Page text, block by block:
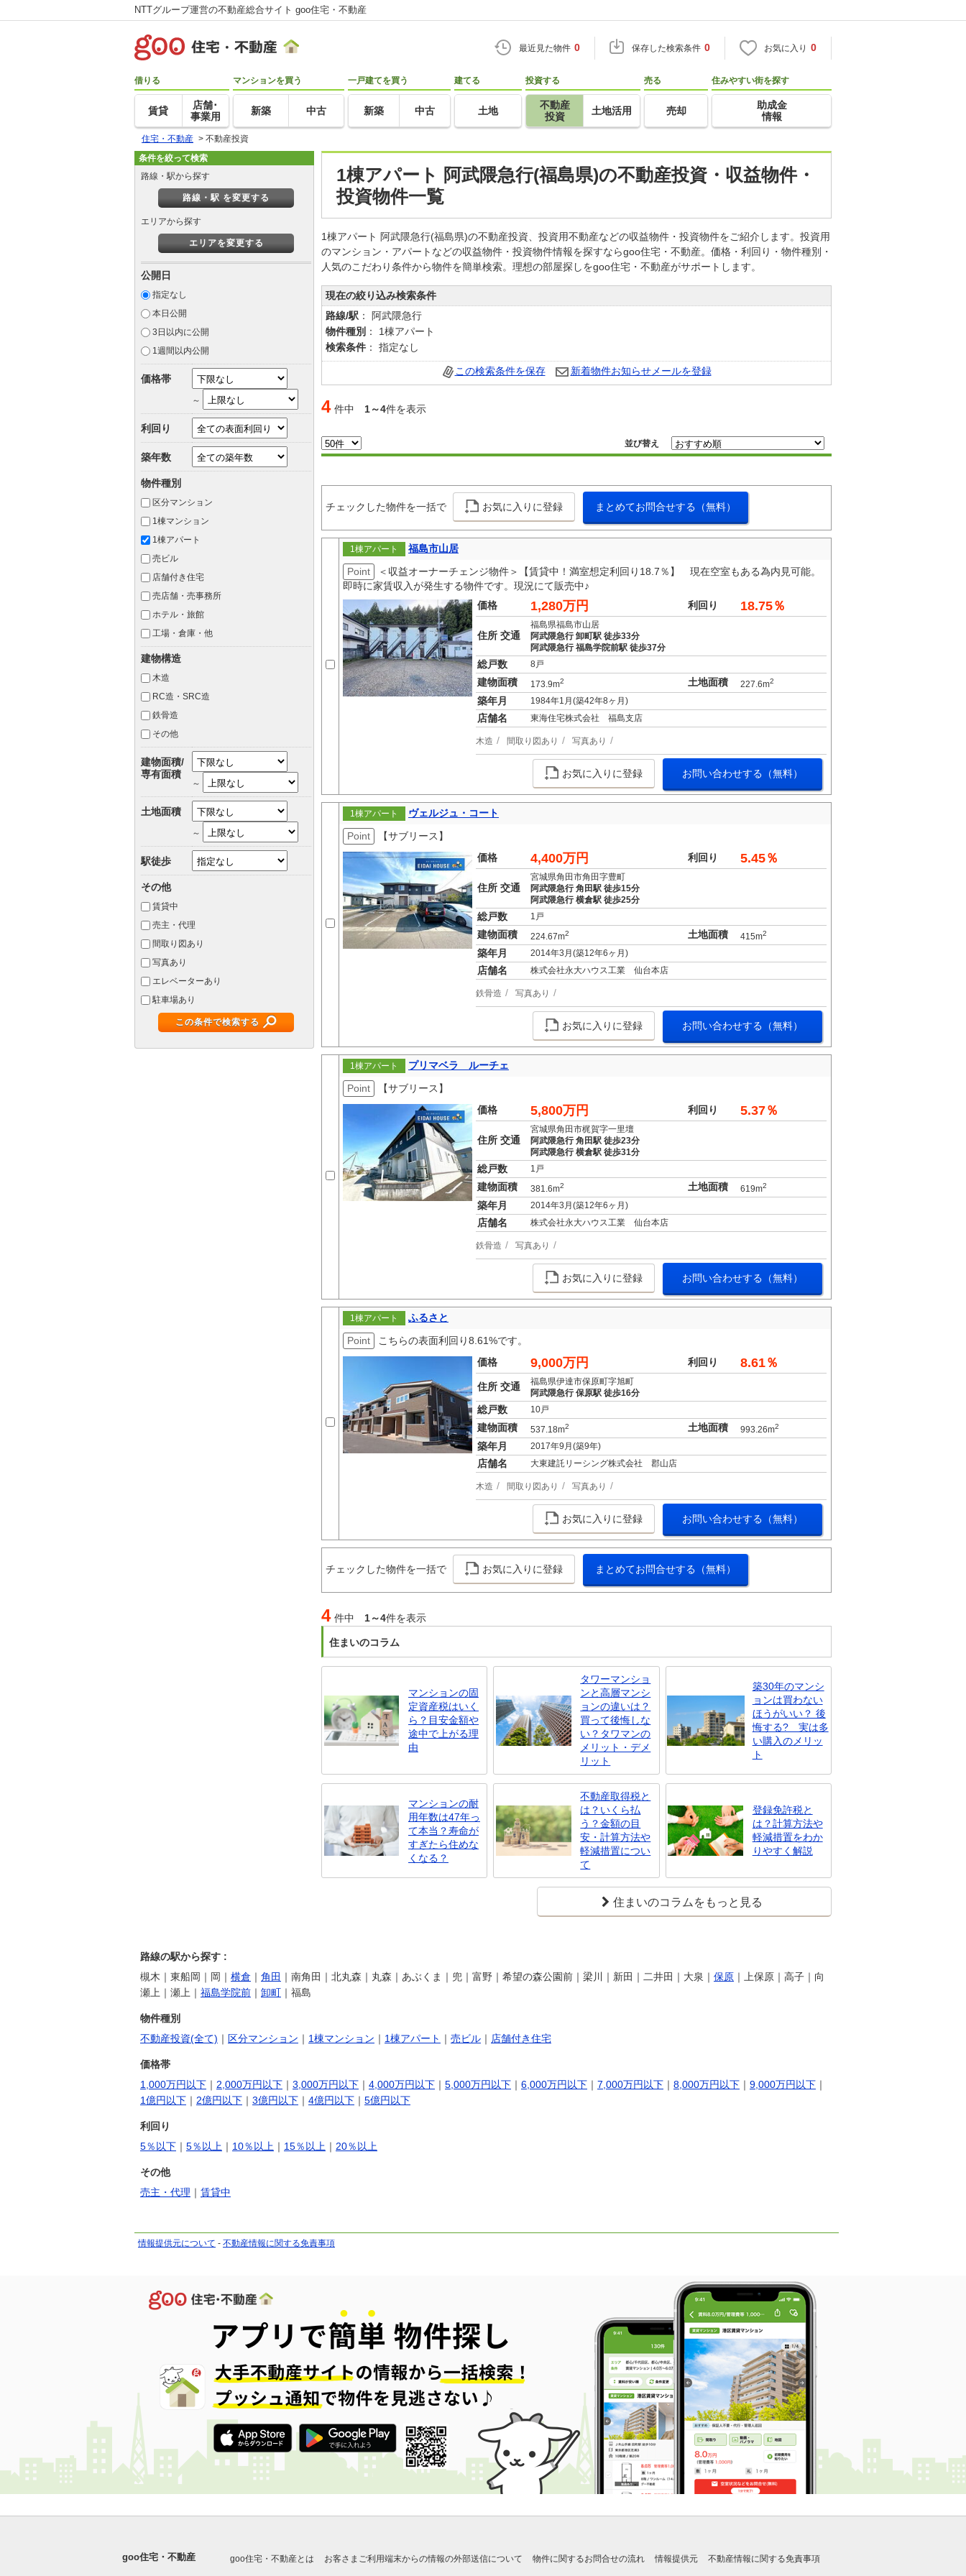
NTTグループ運営の不動産総合サイト goo住宅・不動産
最近見た物件 0 保存した検索条件 0 お気に入り 0
借りる
賃貸
店舗･
事業用
マンションを買う
新築 中古
一戸建てを買う
新築 中古
建てる
土地
投資する
不動産
投資
土地活用
売る
売却
住みやすい街を探す
助成金
情報
住宅・不動産 > 不動産投資
1棟アパート 阿武隈急行(福島県)の不動産投資・収益物件・
投資物件一覧
1棟アパート 阿武隈急行(福島県)の不動産投資、投資用不動産などの収益物件・投資物件をご紹介します。投資用
のマンション・アパートなどの収益物件・投資物件情報を探すならgoo住宅・不動産。価格・利回り・物件種別・
人気のこだわり条件から物件を簡単検索。理想の部屋探しをgoo住宅・不動産がサポートします。
現在の絞り込み検索条件
路線/駅 ： 阿武隈急行
物件種別 ： 1棟アパート
検索条件 ： 指定なし
この検索条件を保存 新着物件お知らせメールを登録
4 件中 1～4件を表示
並び替え
チェックした物件を一括で お気に入りに登録 まとめてお問合せする（無料）
1棟アパート
福島市山居
Point
＜収益オーナーチェンジ物件＞【賃貸中！満室想定利回り18.7％】 現在空室もある為内見可能。
即時に家賃収入が発生する物件です。現況にて販売中♪
価格
1,280万円 利回り 18.75％
住所 交通
福島県福島市山居
阿武隈急行 卸町駅 徒歩33分
阿武隈急行 福島学院前駅 徒歩37分
総戸数 8戸
建物面積 173.9m2 土地面積 227.6m2
築年月 1984年1月(築42年8ヶ月)
店舗名 東海住宅株式会社 福島支店
木造 間取り図あり 写真あり
お気に入りに登録 お問い合わせする（無料）
1棟アパート
ヴェルジュ・コート
Point
【サブリース】
価格
4,400万円 利回り 5.45％
住所 交通
宮城県角田市角田字豊町
阿武隈急行 角田駅 徒歩15分
阿武隈急行 横倉駅 徒歩25分
総戸数 1戸
建物面積 224.67m2 土地面積 415m2
築年月 2014年3月(築12年6ヶ月)
店舗名 株式会社永大ハウス工業 仙台本店
鉄骨造 写真あり
お気に入りに登録 お問い合わせする（無料）
1棟アパート
プリマベラ ルーチェ
Point
【サブリース】
価格
5,800万円 利回り 5.37％
住所 交通
宮城県角田市梶賀字一里壇
阿武隈急行 角田駅 徒歩23分
阿武隈急行 横倉駅 徒歩31分
総戸数 1戸
建物面積 381.6m2 土地面積 619m2
築年月 2014年3月(築12年6ヶ月)
店舗名 株式会社永大ハウス工業 仙台本店
鉄骨造 写真あり
お気に入りに登録 お問い合わせする（無料）
1棟アパート
ふるさと
Point
こちらの表面利回り8.61%です。
価格
9,000万円 利回り 8.61％
住所 交通
福島県伊達市保原町字旭町
阿武隈急行 保原駅 徒歩16分
総戸数 10戸
建物面積 537.18m2 土地面積 993.26m2
築年月 2017年9月(築9年)
店舗名 大東建託リーシング株式会社 郡山店
木造 間取り図あり 写真あり
お気に入りに登録 お問い合わせする（無料）
チェックした物件を一括で お気に入りに登録 まとめてお問合せする（無料）
4 件中 1～4件を表示
住まいのコラム
マンションの固
定資産税はいく
ら？目安金額や
途中で上がる理
由
タワーマンショ
ンと高層マンシ
ョンの違いは？
買って後悔しな
い？タワマンの
メリット・デメ
リット
築30年のマンシ
ョンは買わない
ほうがいい？ 後
悔する? 実は多
い購入のメリッ
ト
マンションの耐
用年数は47年っ
て本当？寿命が
すぎたら住めな
くなる？
不動産取得税と
は？いくら払
う？金額の目
安・計算方法や
軽減措置につい
て
登録免許税と
は？計算方法や
軽減措置をわか
りやすく解説
住まいのコラムをもっと見る
条件を絞って検索
路線・駅から探す
路線・駅 を変更する
エリアから探す
エリアを変更する
公開日
指定なし
本日公開
3日以内に公開
1週間以内公開
価格帯
～
利回り
築年数
物件種別
区分マンション
1棟マンション
1棟アパート
売ビル
店舗付き住宅
売店舗・売事務所
ホテル・旅館
工場・倉庫・他
建物構造
木造
RC造・SRC造
鉄骨造
その他
建物面積/
専有面積
～
土地面積
～
駅徒歩
その他
賃貸中
売主・代理
間取り図あり
写真あり
エレベーターあり
駐車場あり
この条件で検索する
路線の駅から探す :
槻木｜東船岡｜岡｜ 横倉 ｜ 角田 ｜南角田｜北丸森｜丸森｜あぶくま｜兜｜富野｜希望の森公園前｜梁川｜新田｜二井田｜大泉｜ 保原 ｜上保原｜高子｜向
瀬上｜瀬上｜ 福島学院前 ｜ 卸町 ｜福島
物件種別
不動産投資(全て) ｜ 区分マンション ｜ 1棟マンション ｜ 1棟アパート ｜ 売ビル ｜ 店舗付き住宅
価格帯
1,000万円以下 ｜ 2,000万円以下 ｜ 3,000万円以下 ｜ 4,000万円以下 ｜ 5,000万円以下 ｜ 6,000万円以下 ｜ 7,000万円以下 ｜ 8,000万円以下 ｜ 9,000万円以下 ｜
1億円以下 ｜ 2億円以下 ｜ 3億円以下 ｜ 4億円以下 ｜ 5億円以下
利回り
5％以下 ｜ 5％以上 ｜ 10％以上 ｜ 15％以上 ｜ 20％以上
その他
売主・代理 ｜ 賃貸中
情報提供元について - 不動産情報に関する免責事項
goo住宅・不動産 goo住宅・不動産とは お客さまご利用端末からの情報の外部送信について 物件に関するお問合せの流れ 情報提供元 不動産情報に関する免責事項